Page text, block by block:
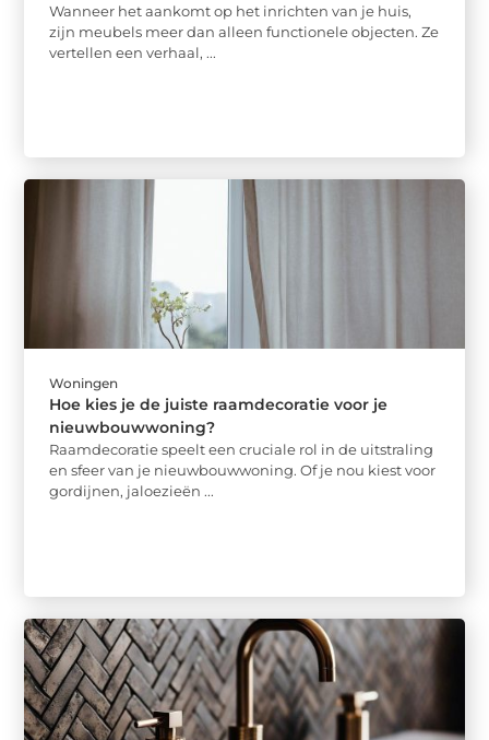
Wanneer het aankomt op het inrichten van je huis,
zijn meubels meer dan alleen functionele objecten. Ze
vertellen een verhaal, ...
Woningen
Hoe kies je de juiste raamdecoratie voor je
nieuwbouwwoning?
Raamdecoratie speelt een cruciale rol in de uitstraling
en sfeer van je nieuwbouwwoning. Of je nou kiest voor
gordijnen, jaloezieën ...